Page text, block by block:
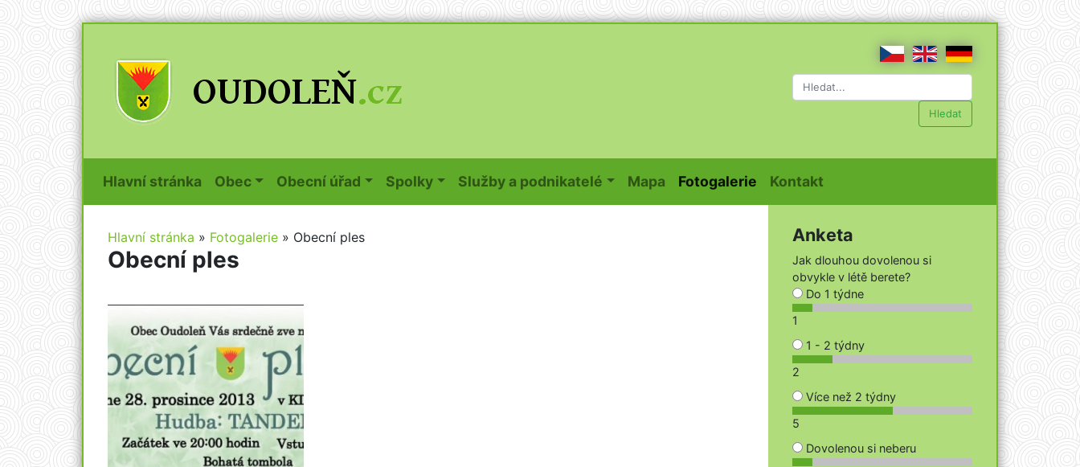
Hledat
Hlavní stránka (current)
Obec Obecní úřad Spolky Služby a podnikatelé Mapa (current)
Fotogalerie (current)
Kontakt
Hlavní stránka » Fotogalerie » Obecní ples
Obecní ples
Anketa
Jak dlouhou dovolenou si
obvykle v létě berete?
Do 1 týdne
1
1 - 2 týdny
2
Více než 2 týdny
5
Dovolenou si neberu